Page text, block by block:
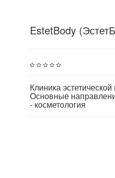
EstetBody
Клиника
Основные
- косметология